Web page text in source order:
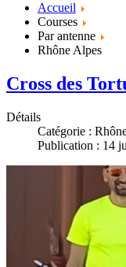
Accueil
Courses
Par antenne
Rhône Alpes
Cross des
Détails
Catégorie :
Publication : 14